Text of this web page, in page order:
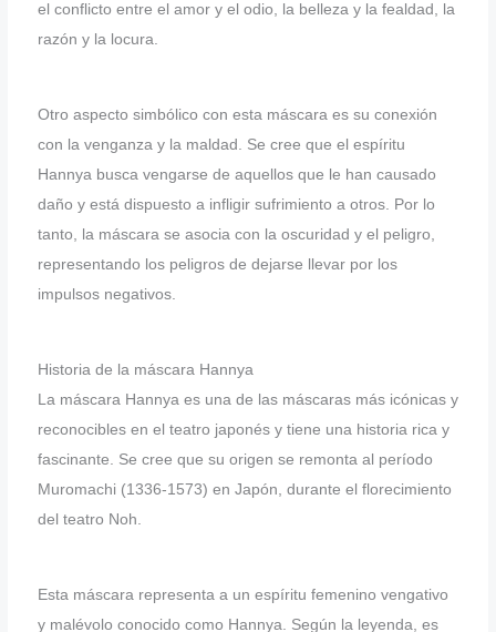
el conflicto entre el amor y el odio, la belleza y la fealdad, la
razón y la locura.
Otro aspecto simbólico con esta máscara es su conexión
con la venganza y la maldad. Se cree que el espíritu
Hannya busca vengarse de aquellos que le han causado
daño y está dispuesto a infligir sufrimiento a otros. Por lo
tanto, la máscara se asocia con la oscuridad y el peligro,
representando los peligros de dejarse llevar por los
impulsos negativos.
Historia de la máscara Hannya
La máscara Hannya es una de las máscaras más icónicas y
reconocibles en el teatro japonés y tiene una historia rica y
fascinante. Se cree que su origen se remonta al período
Muromachi (1336-1573) en Japón, durante el florecimiento
del teatro Noh.
Esta máscara representa a un espíritu femenino vengativo
y malévolo conocido como Hannya. Según la leyenda, es